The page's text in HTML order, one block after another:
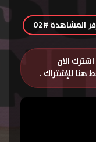
المشاهدة #02
الان
هنا للإشتراك .